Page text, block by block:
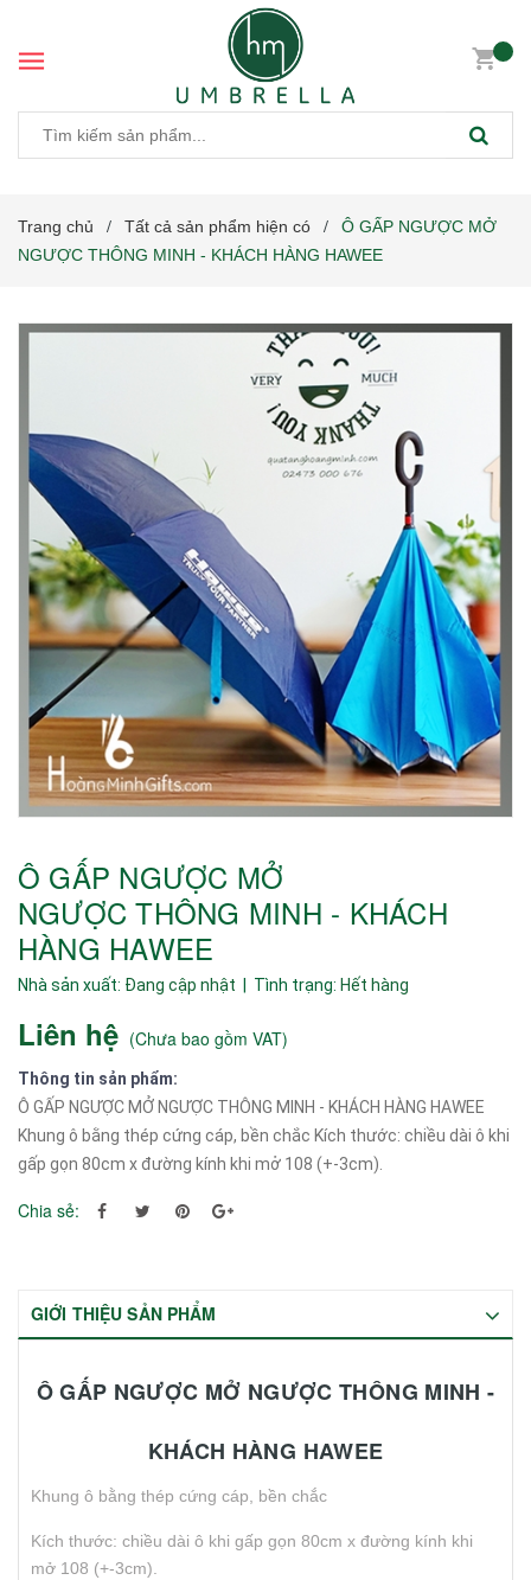
Trang chủ / Tất cả sản phẩm hiện có /
Ô GẤP NGƯỢC MỞ
NGƯỢC THÔNG MINH - KHÁCH HÀNG HAWEE
Ô GẤP NGƯỢC MỞ
NGƯỢC THÔNG MINH - KHÁCH
HÀNG HAWEE
Nhà sản xuất: Đang cập nhật | Tình trạng: Hết hàng
Liên hệ (Chưa bao gồm VAT)
Thông tin sản phẩm:
Ô GẤP NGƯỢC MỞ NGƯỢC THÔNG MINH - KHÁCH HÀNG HAWEE
Khung ô bằng thép cứng cáp, bền chắc Kích thước: chiều dài ô khi
gấp gọn 80cm x đường kính khi mở 108 (+-3cm).
Chia sẻ:
GIỚI THIỆU SẢN PHẨM
Ô GẤP NGƯỢC MỞ NGƯỢC THÔNG MINH -
KHÁCH HÀNG HAWEE
Khung ô bằng thép cứng cáp, bền chắc
Kích thước: chiều dài ô khi gấp gọn 80cm x đường kính khi
mở 108 (+-3cm).